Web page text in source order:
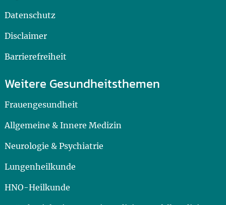
Datenschutz
Disclaimer
Barrierefreiheit
Weitere Gesundheitsthemen
Frauengesundheit
Allgemeine & Innere Medizin
Neurologie & Psychiatrie
Lungenheilkunde
HNO-Heilkunde